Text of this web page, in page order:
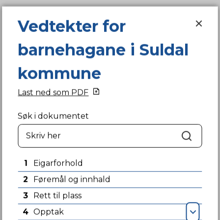
Suldal kommune heimeside
Du er her:
Heim
Barnehage
Vedtekter for barnehagane i Suldal kommune
Fann du det du leita etter?
Ja Nei
Vedtekter for barnehagane i
Vedtekter for
barnehagane i Suldal
kommune
Last ned som PDF
Søk i dokumentet
Søk
1
Eigarforhold
2
Føremål og innhald
3
Rett til plass
4 Opptak